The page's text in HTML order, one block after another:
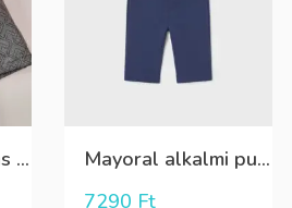
Killy szürke mintás rövidnadrág Mayoral alkalmi puha kék élre vasalt nadrág, behúzható derékrésszel
7290 Ft